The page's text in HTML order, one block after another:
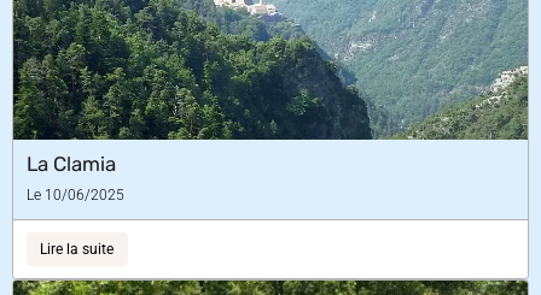
La Clamia
Le 10/06/2025
Lire la suite